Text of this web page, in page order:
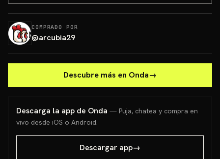
COMPRADO POR
@arcubia29
Descubre más en Onda→
Descarga la app de Onda — Puja, chatea y compra en
vivo desde iOS o Android.
Descargar app→